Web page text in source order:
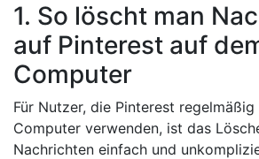
1. So löscht man
auf Pinterest auf
Computer
Für Nutzer, die Pinterest regelmäßig
Computer verwenden, ist das
Nachrichten einfach und